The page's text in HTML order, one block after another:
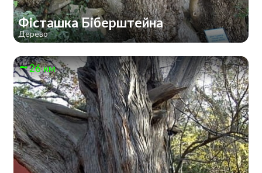
Фісташка Біберштейна
Дерево
26 км